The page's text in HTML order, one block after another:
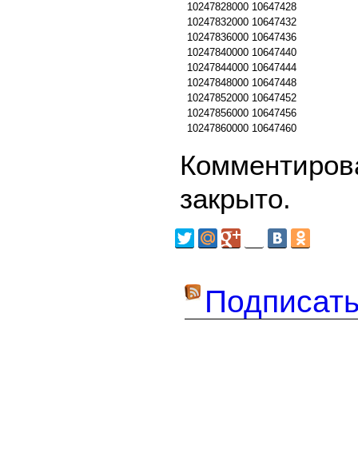
10247828000 10647428
10247832000 10647432
10247836000 10647436
10247840000 10647440
10247844000 10647444
10247848000 10647448
10247852000 10647452
10247856000 10647456
10247860000 10647460
закрыто.